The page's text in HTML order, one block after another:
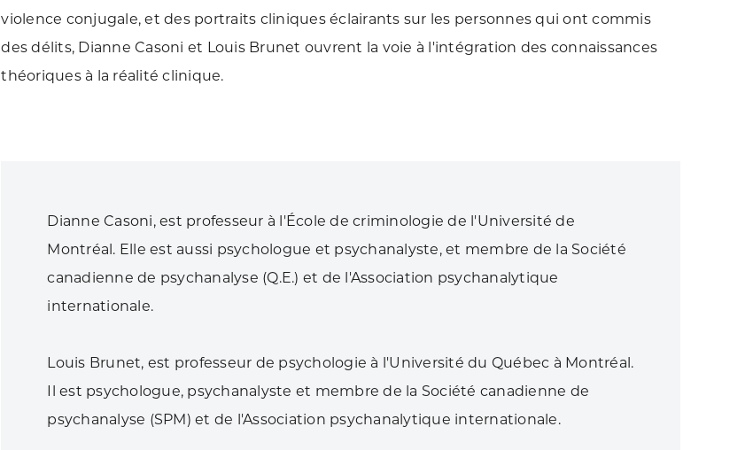
violence conjugale, et des portraits cliniques éclairants sur les personnes qui ont commis
des délits, Dianne Casoni et Louis Brunet ouvrent la voie à l'intégration des connaissances
théoriques à la réalité clinique.
Dianne Casoni, est professeur à l'École de criminologie de l'Université de
Montréal. Elle est aussi psychologue et psychanalyste, et membre de la Société
canadienne de psychanalyse (Q.E.) et de l'Association psychanalytique
internationale.
Louis Brunet, est professeur de psychologie à l'Université du Québec à Montréal.
Il est psychologue, psychanalyste et membre de la Société canadienne de
psychanalyse (SPM) et de l'Association psychanalytique internationale.